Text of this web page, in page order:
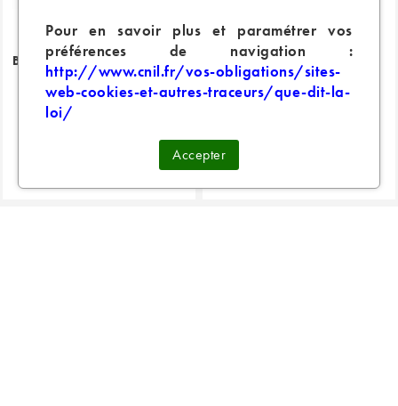
BASIQ VGT INSPIR - VEGETAL
BASIQ PURE INSPIR - 100
Pour en savoir plus et paramétrer vos
préférences de navigation :
http://www.cnil.fr/vos-obligations/sites-
web-cookies-et-autres-traceurs/que-dit-la-
loi/
Accepter